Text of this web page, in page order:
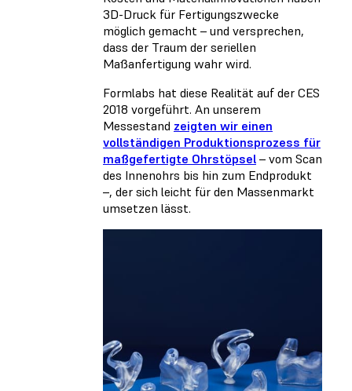
3D-Druck für Fertigungszwecke
möglich gemacht – und versprechen,
dass der Traum der seriellen
Maßanfertigung wahr wird.
Formlabs hat diese Realität auf der CES
2018 vorgeführt. An unserem
Messestand zeigten wir einen
vollständigen Produktionsprozess für
maßgefertigte Ohrstöpsel – vom Scan
des Innenohrs bis hin zum Endprodukt
–, der sich leicht für den Massenmarkt
umsetzen lässt.